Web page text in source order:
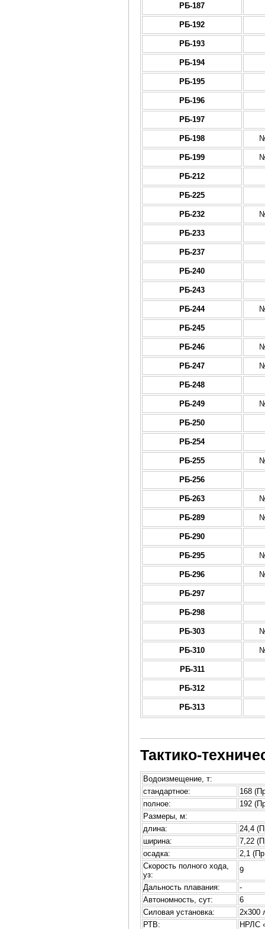
РБ-187
РБ-192
РБ-193
РБ-194
РБ-195
РБ-196
РБ-197
РБ-198
РБ-199
РБ-212
РБ-225
РБ-232
РБ-233
РБ-237
РБ-240
РБ-243
РБ-244
РБ-245
РБ-246
РБ-247
РБ-248
РБ-249
РБ-250
РБ-254
РБ-255
РБ-256
РБ-263
РБ-289
РБ-290
РБ-295
РБ-296
РБ-297
РБ-298
РБ-303
РБ-310
РБ-311
РБ-312
РБ-313
Тактико-
Водоизмещение, т:
стандартное:
168
полное:
192
Размеры, м:
длина:
24,4
ширина:
7,22
осадка:
2,1
Скорость полного хода,
уз:
9
Дальность плавания:
-
Автономность, сут:
6
Силовая установка:
2х300
РТВ:
НРЛС